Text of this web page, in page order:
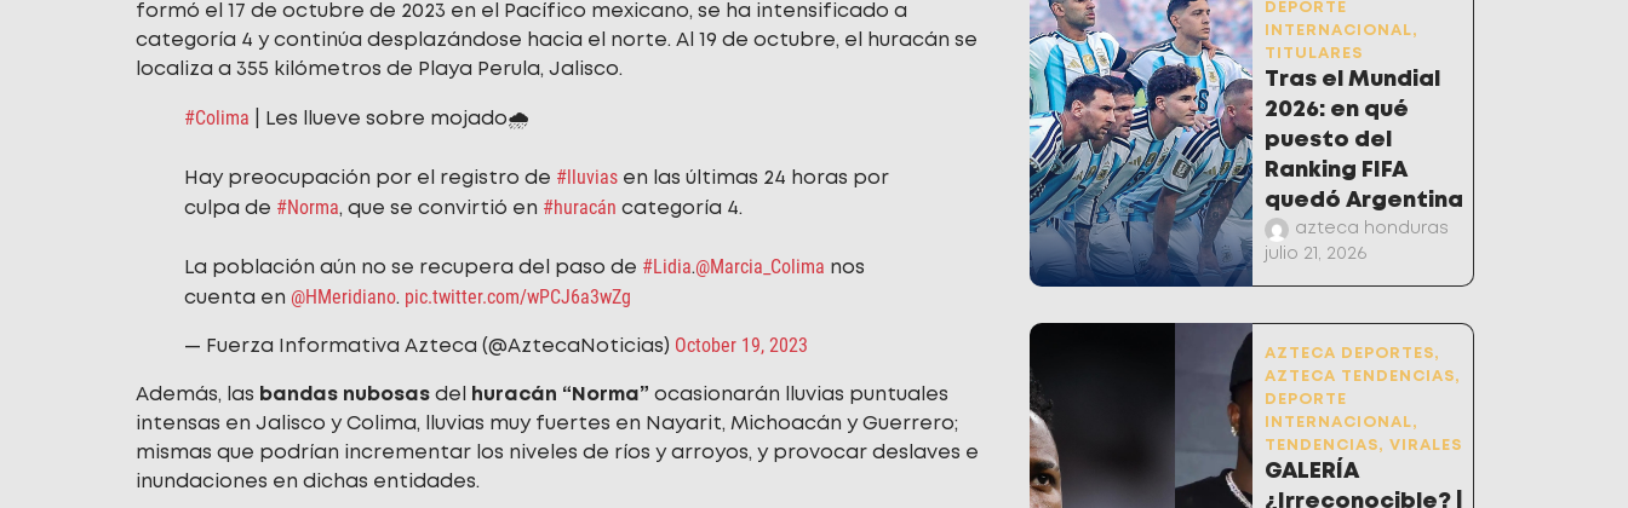
formó el 17 de octubre de 2023 en el Pacífico mexicano, se ha intensificado a
categoría 4 y continúa desplazándose hacia el norte. Al 19 de octubre, el huracán se
localiza a 355 kilómetros de Playa Perula, Jalisco.
#Colima | Les llueve sobre mojado🌧️
Hay preocupación por el registro de #lluvias en las últimas 24 horas por
culpa de #Norma, que se convirtió en #huracán categoría 4.
La población aún no se recupera del paso de #Lidia.@Marcia_Colima nos
cuenta en @HMeridiano. pic.twitter.com/wPCJ6a3wZg
— Fuerza Informativa Azteca (@AztecaNoticias) October 19, 2023
Además, las bandas nubosas del huracán “Norma” ocasionarán lluvias puntuales
intensas en Jalisco y Colima, lluvias muy fuertes en Nayarit, Michoacán у Guerrero;
mismas que podrían incrementar los niveles de ríos y arroyos, y provocar deslaves e
inundaciones en dichas entidades.
DEPORTE
INTERNACIONAL,
TITULARES
Tras el Mundial
2026: en qué
puesto del
Ranking FIFA
quedó Argentina
azteca honduras
julio 21, 2026
AZTECA DEPORTES,
AZTECA TENDENCIAS,
DEPORTE
INTERNACIONAL,
TENDENCIAS, VIRALES
GALERÍA
¿Irreconocible? |